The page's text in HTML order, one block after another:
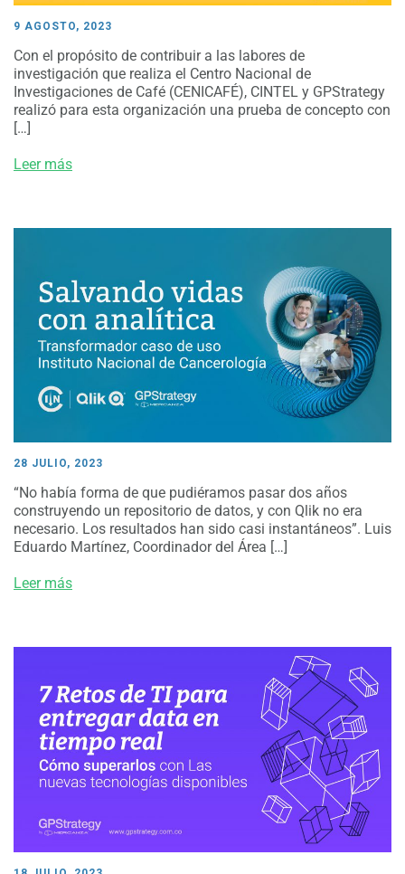
9 AGOSTO, 2023
Con el propósito de contribuir a las labores de
investigación que realiza el Centro Nacional de
Investigaciones de Café (CENICAFÉ), CINTEL y GPStrategy
realizó para esta organización una prueba de concepto con
[…]
Leer más
28 JULIO, 2023
“No había forma de que pudiéramos pasar dos años
construyendo un repositorio de datos, y con Qlik no era
necesario. Los resultados han sido casi instantáneos”. Luis
Eduardo Martínez, Coordinador del Área […]
Leer más